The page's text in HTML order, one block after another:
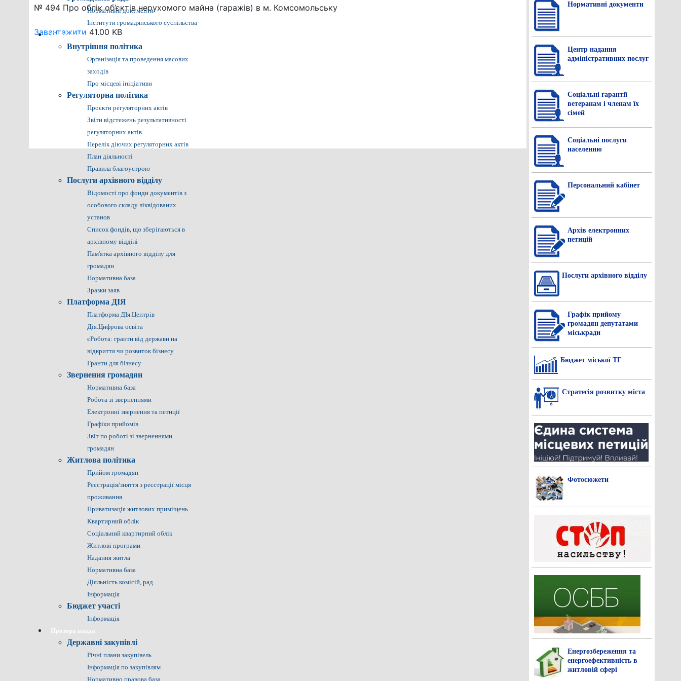
Нормативні документи
Інститути громадянського суспільства
Громадянам
Внутрішня політика
Організація та проведення масових
заходів
Про місцеві ініціативи
Регуляторна політика
Проєкти регуляторних актів
Звіти відстежень результативності
регуляторних актів
Перелік діючих регуляторних актів
План діяльності
Правила благоустрою
Послуги архівного відділу
Відомості про фонди документів з
особового складу ліквідованих
установ
Список фондів, що зберігаються в
архівному відділі
Пам'ятка архівного відділу для
громадян
Нормативна база
Зразки заяв
Платформа ДІЯ
Платформа ДІя.Центрів
Дія.Цифрова освіта
єРобота: гранти від держави на
відкриття чи розвиток бізнесу
Гранти для бізнесу
Звернення громадян
Нормативна база
Робота зі зверненнями
Електронні звернення та петиції
Графіки прийомів
Звіт по роботі зі зверненнями
громадян
Житлова політика
Прийом громадян
Реєстрація/зняття з реєстрації місця
проживання
Приватизація житлових приміщень
Квартирний облік
Соціальний квартирний облік
Житлові програми
Надання житла
Нормативна база
Діяльність комісій, рад
Інформація
Бюджет участі
Інформація
Прозора влада
Державні закупівлі
Річні плани закупівель
Інформація по закупівлям
Нормативно правова база
№ 494 Про облік об’єктів нерухомого майна (гаражів) в м. Комсомольську
Завантажити 41.00 KB
Нормативнi документи
Центр надання
адміністративних послуг
Соціальні гарантії
ветеранам і членам їх
сімей
Соціальні послуги
населенню
Персональний кабінет
Архів електронних
петицій
Послуги архівного відділу
Графік прийому
громадян депутатами
міськради
Бюджет міської ТГ
Стратегія розвитку міста
Фотосюжети
Енергозбереження та
енергоефективність в
житловій сфері